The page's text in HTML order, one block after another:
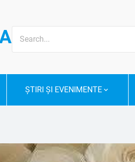
Search
for:
ȘTIRI ȘI EVENIMENTE
LOCALITĂȚII LIPCENI, RAIONUL